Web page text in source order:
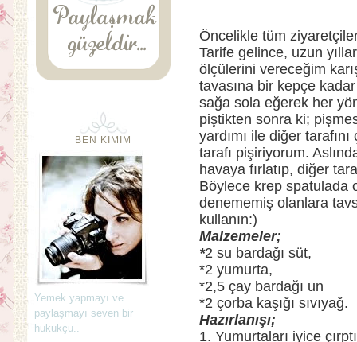
Öncelikle tüm
Tarife gelince, uzun
ölçülerini vereceğim
tavasına bir kepçe
sağa sola eğerek her
piştikten sonra ki;
yardımı ile diğer
tarafı pişiriyorum.
havaya fırlatıp, diğer
Böylece krep spatulada
denememiş olanlara
kullanın:)
Malzemeler;
*2 su bardağı süt,
*2 yumurta,
*2,5 çay bardağı un
*2 çorba kaşığı sıvıyağ.
Hazırlanışı;
1. Yumurtaları iyice
BEN KIMIM
Yemek yapmayı ve
paylaşmayı seven bir
hukukçu..